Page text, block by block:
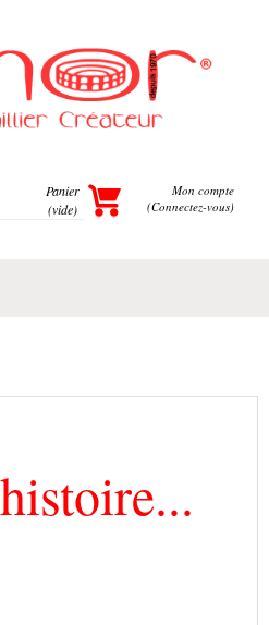
Mon compte
(Connectez-vous)
Panier
(vide)